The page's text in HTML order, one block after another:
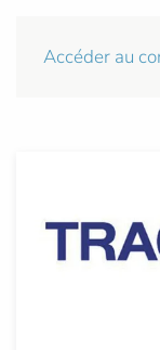
Accéder au